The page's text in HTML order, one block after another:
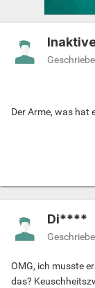
Der Arme, was hat
Di****
OMG, ich musste
das?